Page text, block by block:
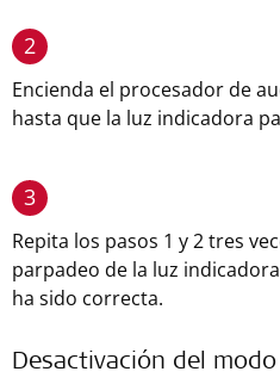
2
Encienda el procesador de
hasta que la luz indicadora
3
Repita los pasos 1 y 2 tres
parpadeo de la luz
ha sido correcta.
Desactivación del